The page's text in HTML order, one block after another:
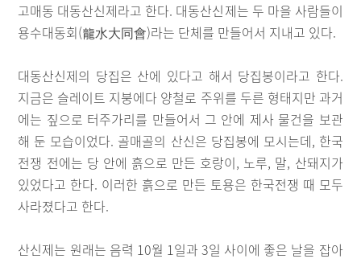
고매동 대동산신제라고 한다. 대동산신제는 두 마을 사람들이
용수대동회(龍水大同會)라는 단체를 만들어서 지내고 있다.
대동산신제의 당집은 산에 있다고 해서 당집봉이라고 한다.
지금은 슬레이트 지붕에다 양철로 주위를 두른 형태지만 과거
에는 짚으로 터주가리를 만들어서 그 안에 제사 물건을 보관
해 둔 모습이었다. 골매골의 산신은 당집봉에 모시는데, 한국
전쟁 전에는 당 안에 흙으로 만든 호랑이, 노루, 말, 산돼지가
있었다고 한다. 이러한 흙으로 만든 토용은 한국전쟁 때 모두
사라졌다고 한다.
산신제는 원래는 음력 10월 1일과 3일 사이에 좋은 날을 잡아